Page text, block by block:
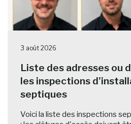
3 août 2026
Liste des adresses ou
les inspections
septiques
Voici la liste des inspections